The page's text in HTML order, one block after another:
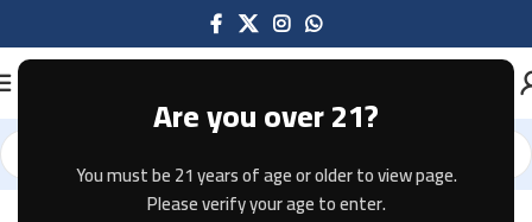
Are you over 21?
You must be 21 years of age or older to view page.
Please verify your age to enter.
Home E-JUICE